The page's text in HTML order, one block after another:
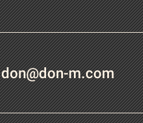
don@don-m.com